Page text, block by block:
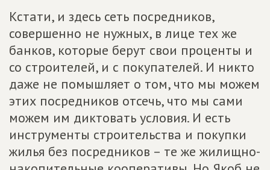
Кстати, и здесь сеть посредников,
совершенно не нужных, в лице тех же
банков, которые берут свои проценты и
со строителей, и с покупателей. И никто
даже не помышляет о том, что мы можем
этих посредников отсечь, что мы сами
можем им диктовать условия. И есть
инструменты строительства и покупки
жилья без посредников – те же жилищно-